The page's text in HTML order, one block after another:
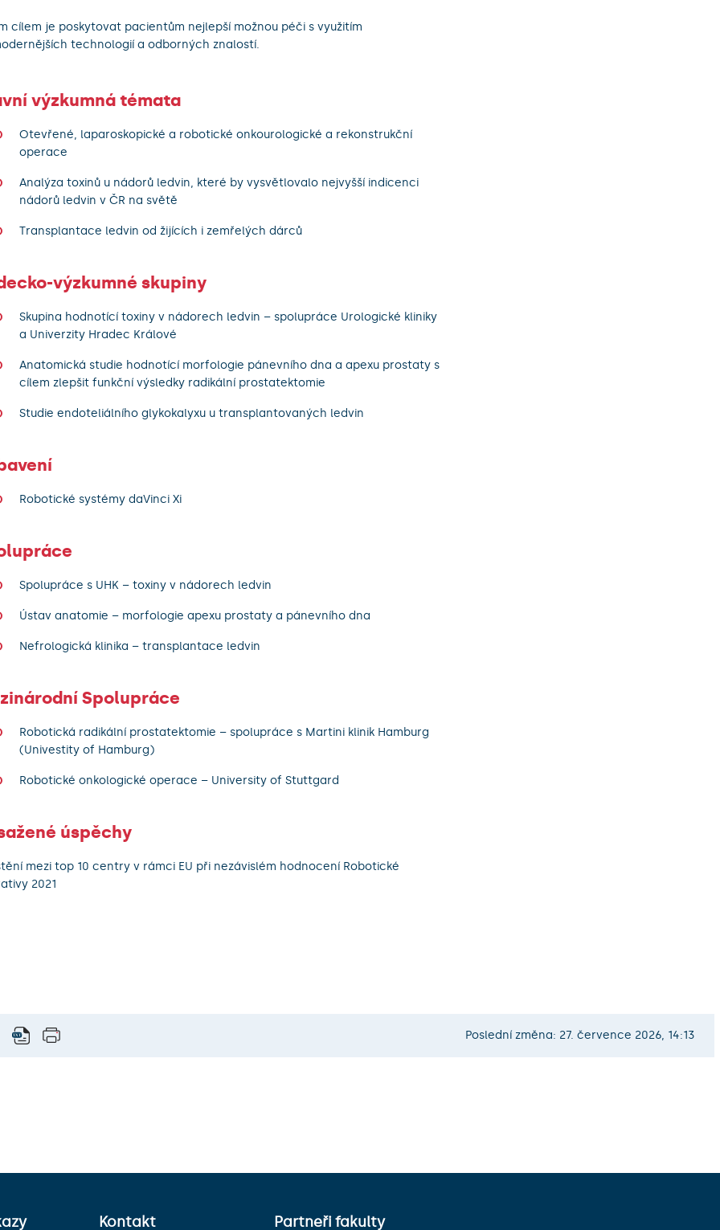
cílem je poskytovat pacientům nejlepší možnou péči s využitím
technologií a odborných znalostí.
výzkumná témata
Otevřené, laparoskopické a robotické onkourologické a rekonstrukční
operace
Analýza toxinů u nádorů ledvin, které by vysvětlovalo nejvyšší indicenci
nádorů ledvin v ČR na světě
Transplantace ledvin od žijících i zemřelých dárců
výzkumné skupiny
Skupina hodnotící toxiny v nádorech ledvin – spolupráce Urologické kliniky
a Univerzity Hradec Králové
Anatomická studie hodnotící morfologie pánevního dna a apexu prostaty s
cílem zlepšit funkční výsledky radikální prostatektomie
Studie endoteliálního glykokalyxu u transplantovaných ledvin
Robotické systémy daVinci Xi
Spolupráce s UHK – toxiny v nádorech ledvin
Ústav anatomie – morfologie apexu prostaty a pánevního dna
Nefrologická klinika – transplantace ledvin
Spolupráce
Robotická radikální prostatektomie – spolupráce s Martini klinik Hamburg
(Univestity of Hamburg)
Robotické onkologické operace – University of Stuttgard
úspěchy
mezi top 10 centry v rámci EU při nezávislém hodnocení Robotické
2021
Poslední změna: 27. července 2026, 14:13
Kontakt Partneři fakulty